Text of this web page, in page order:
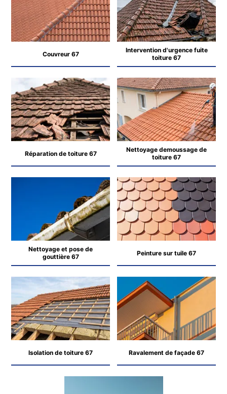
Couvreur 67
Intervention d'urgence fuite
toiture 67
Réparation de toiture 67
Nettoyage demoussage de
toiture 67
Nettoyage et pose de
gouttière 67
Peinture sur tuile 67
Isolation de toiture 67 Ravalement de façade 67